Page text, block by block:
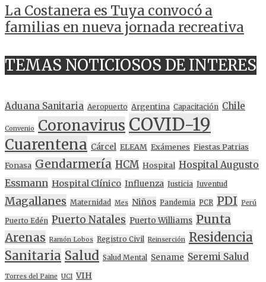
La Costanera es Tuya convocó a
familias en nueva jornada recreativa
TEMAS NOTICIOSOS DE INTERES
Aduana Sanitaria Aeropuerto Argentina Capacitación Chile
Convenio Coronavirus COVID-19
Cuarentena Cárcel ELEAM Exámenes Fiestas Patrias
Fonasa Gendarmería HCM Hospital Hospital Augusto
Essmann Hospital Clínico Influenza Justicia Juventud
Magallanes Maternidad Mes Niños Pandemia PCR PDI Perú
Puerto Edén Puerto Natales Puerto Williams Punta
Arenas Ramón Lobos Registro Civil Reinserción Residencia
Sanitaria Salud Salud Mental Sename Seremi Salud
Torres del Paine UCI VIH